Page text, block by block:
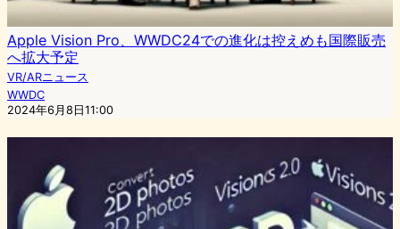
Apple Vision Pro、WWDC24での進化は控えめも国際販売
へ拡大予定
VR/ARニュース
WWDC
2024年6月8日11:00